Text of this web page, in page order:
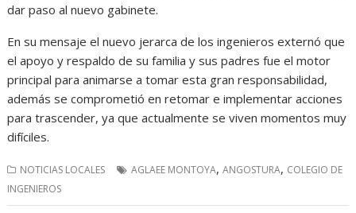
dar paso al nuevo gabinete.
En su mensaje el nuevo jerarca de los ingenieros externó que
el apoyo y respaldo de su familia y sus padres fue el motor
principal para animarse a tomar esta gran responsabilidad,
además se comprometió en retomar e implementar acciones
para trascender, ya que actualmente se viven momentos muy
difíciles.
NOTICIAS LOCALES AGLAEE MONTOYA,ANGOSTURA, COLEGIO DE
INGENIEROS